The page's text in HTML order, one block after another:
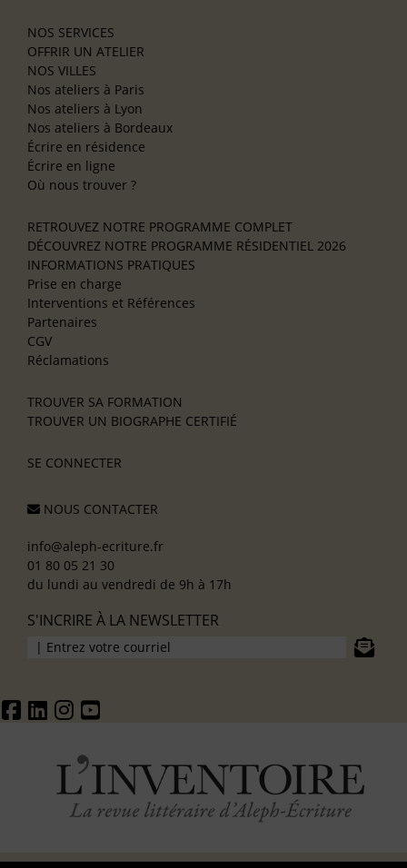
NOS SERVICES
OFFRIR UN ATELIER
NOS VILLES
Nos ateliers à Paris
Nos ateliers à Lyon
Nos ateliers à Bordeaux
Écrire en résidence
Écrire en ligne
Où nous trouver ?
RETROUVEZ NOTRE PROGRAMME COMPLET
DÉCOUVREZ NOTRE PROGRAMME RÉSIDENTIEL 2026
INFORMATIONS PRATIQUES
Prise en charge
Interventions et Références
Partenaires
CGV
Réclamations
TROUVER SA FORMATION
TROUVER UN BIOGRAPHE CERTIFIÉ
SE CONNECTER
NOUS CONTACTER
info@aleph-ecriture.fr
01 80 05 21 30
du lundi au vendredi de 9h à 17h
S'INCRIRE À LA NEWSLETTER